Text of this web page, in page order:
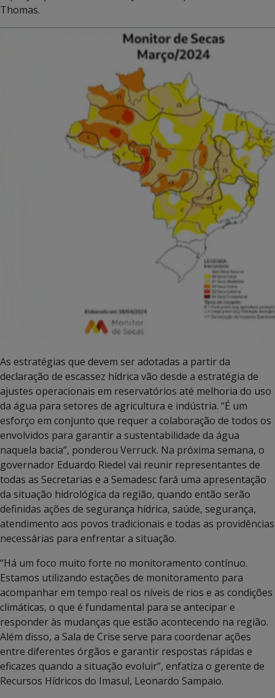
Thomas.
As estratégias que devem ser adotadas a partir da
declaração de escassez hídrica vão desde a estratégia de
ajustes operacionais em reservatórios até melhoria do uso
da água para setores de agricultura e indústria. “É um
esforço em conjunto que requer a colaboração de todos os
envolvidos para garantir a sustentabilidade da água
naquela bacia”, ponderou Verruck. Na próxima semana, o
governador Eduardo Riedel vai reunir representantes de
todas as Secretarias e a Semadesc fará uma apresentação
da situação hidrológica da região, quando então serão
definidas ações de segurança hídrica, saúde, segurança,
atendimento aos povos tradicionais e todas as providências
necessárias para enfrentar a situação.
“Há um foco muito forte no monitoramento contínuo.
Estamos utilizando estações de monitoramento para
acompanhar em tempo real os níveis de rios e as condições
climáticas, o que é fundamental para se antecipar e
responder às mudanças que estão acontecendo na região.
Além disso, a Sala de Crise serve para coordenar ações
entre diferentes órgãos e garantir respostas rápidas e
eficazes quando a situação evoluir”, enfatiza o gerente de
Recursos Hídricos do Imasul, Leonardo Sampaio.